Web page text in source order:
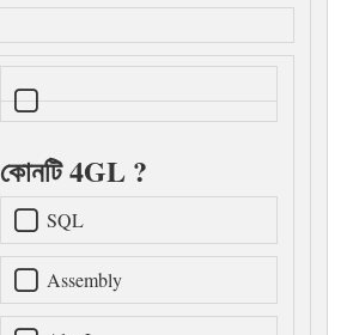
কোনটি 4GL ?
SQL
Assembly